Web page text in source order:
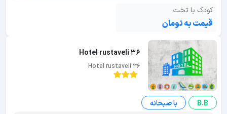
کودک با تخت
قیمت به تومان
Hotel rustaveli 36
Hotel rustaveli 36
B.B
با صبحانه